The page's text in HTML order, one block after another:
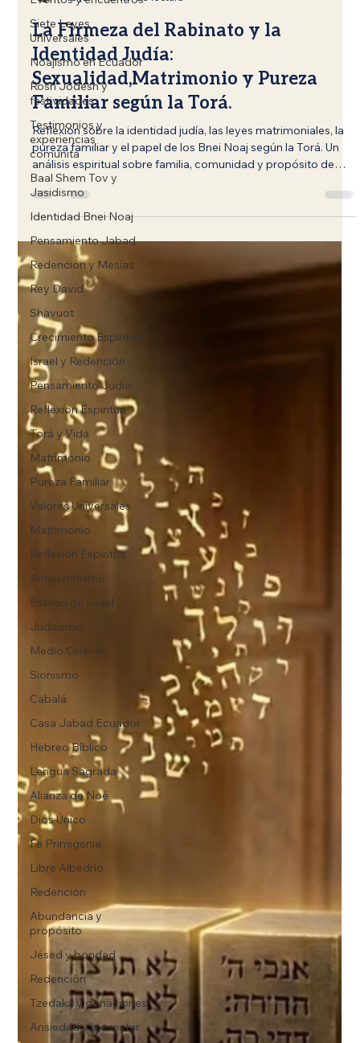
Siete Leyes
Universales
Noajismo en Ecuador
Rosh Jodesh y
festividades
Testimonios y
experiencias
comunita
Baal Shem Tov y
Jasidismo
Identidad Bnei Noaj
Pensamiento Jabad
Redención y Mesías
Rey David
Shavuot
Crecimiento Espiritual
Israel y Redención
Pensamiento Judío
Reflexión Espiritua
Torá y Vida
Matrimonio
Pureza Familiar
Valores Universales
Matrimonio
Reflexión Espiritua
Antisemitismo
Estado de Israel
Judaísmo
Medio Oriente
Sionismo
Cabalá
Casa Jabad Ecuador
Hebreo Bíblico
Lengua Sagrada
Alianza de Noé
Dios Único
Fe Primigenia
Libre Albedrío
Redención
Abundancia y
propósito
Jésed y bondad
Redención
Tzedaká y donaciones
Ansiedad y bienestar
Rabino Rótem Tómer
18 jun
9 min de lectura
La Firmeza del Rabinato y la
Identidad Judía:
Sexualidad,Matrimonio y Pureza
Familiar según la Torá.
Reflexión sobre la identidad judía, las leyes matrimoniales, la
pureza familiar y el papel de los Bnei Noaj según la Torá. Un
vida